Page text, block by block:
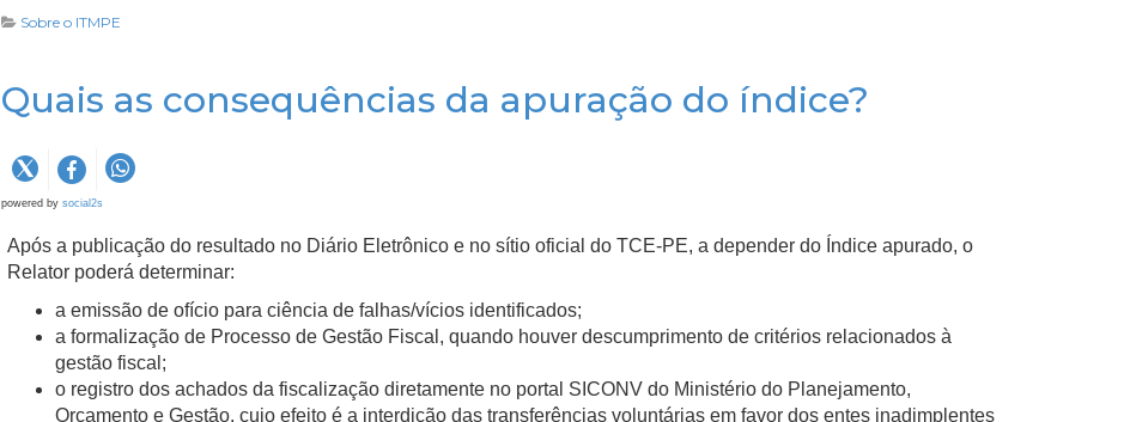
Sobre o ITMPE
Quais as consequências da apuração do índice?
powered by social2s
Após a publicação do resultado no Diário Eletrônico e no sítio oficial do TCE-PE, a depender do Índice apurado, o
Relator poderá determinar:
a emissão de ofício para ciência de falhas/vícios identificados;
a formalização de Processo de Gestão Fiscal, quando houver descumprimento de critérios relacionados à
gestão fiscal;
o registro dos achados da fiscalização diretamente no portal SICONV do Ministério do Planejamento,
Orçamento e Gestão, cujo efeito é a interdição das transferências voluntárias em favor dos entes inadimplentes